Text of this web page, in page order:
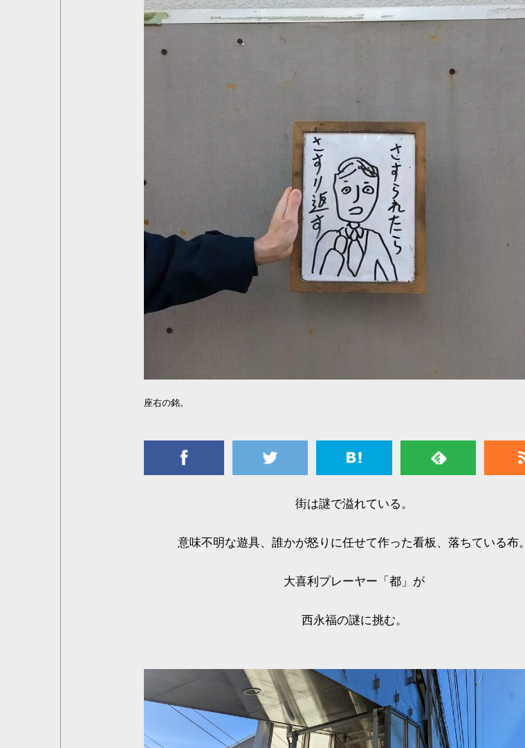
座右の銘。
街は謎で溢れている。
意味不明な遊具、誰かが怒りに任せて作った看板、落ちている布。
大喜利プレーヤー「都」が
西永福の謎に挑む。